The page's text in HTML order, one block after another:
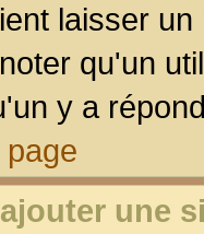
laisser
qu'un
y a
une